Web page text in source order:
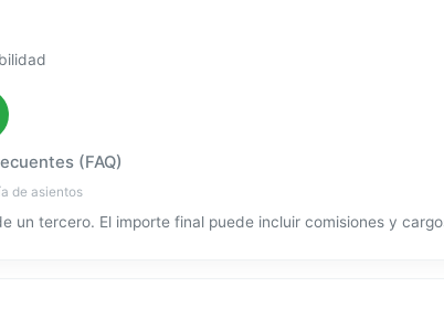
(FAQ)
de asientos
un tercero. El importe final puede incluir comisiones y